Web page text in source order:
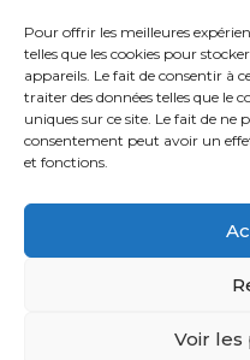
Pour offrir les meilleures
telles que les cookies pour
appareils. Le fait de consentir à
traiter des données telles que le
uniques sur ce site. Le fait de ne
consentement peut avoir un
et fonctions.
Voir
CONTACT
MENTIONS LÉGALES